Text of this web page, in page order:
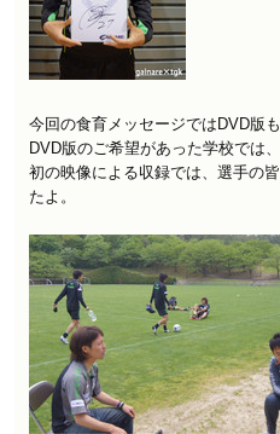
今回の食育メッセージではDVD版
DVD版のご希望があった学校では
初の映像による収録では、選手の
たよ。